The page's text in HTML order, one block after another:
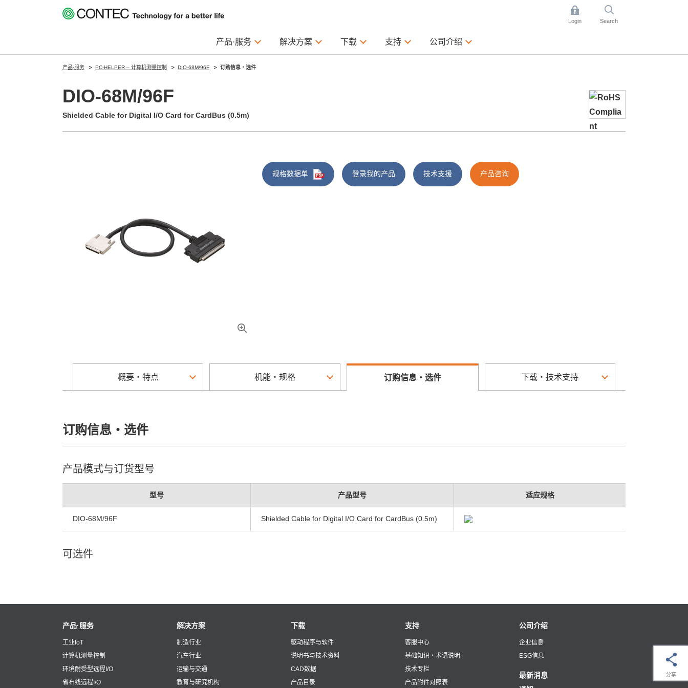
Login Search
产品·服务 解决方案 下载 支持 公司介绍
产品·服务 PC-HELPER – 计算机测量控制 DIO-68M/96F 订购信息・选件
DIO-68M/96F
Shielded Cable for Digital I/O Card for CardBus (0.5m)
规格数据单 登录我的产品 技术支援 产品咨询
概要・特点 机能・规格 订购信息・选件 下载・技术支持
订购信息・选件
产品模式与订货型号
型号 产品型号 适应规格
DIO-68M/96F Shielded Cable for Digital I/O Card for CardBus (0.5m)
可选件
分享
产品·服务
工业IoT
计算机测量控制
环境耐受型远程I/O
省布线远程I/O
解决方案
制造行业
汽车行业
运输与交通
教育与研究机构
下载
驱动程序与软件
说明书与技术资料
CAD数据
产品目录
支持
客服中心
基础知识・术语说明
技术专栏
产品附件对照表
公司介绍
企业信息
ESG信息
最新消息